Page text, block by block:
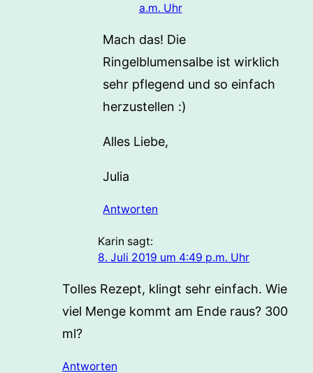
a.m. Uhr
Mach das! Die
Ringelblumensalbe ist wirklich
sehr pflegend und so einfach
herzustellen :)
Alles Liebe,
Julia
Antworten
Karin sagt:
8. Juli 2019 um 4:49 p.m. Uhr
Tolles Rezept, klingt sehr einfach. Wie
viel Menge kommt am Ende raus? 300
ml?
Antworten